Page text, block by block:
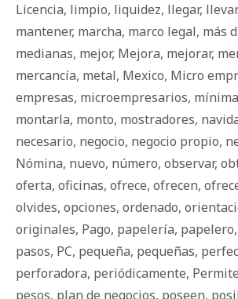
Licencia, limpio, liquidez, llegar, llevar
mantener, marcha, marco legal, más
medianas, mejor, Mejora, mejorar,
mercancía, metal, Mexico, Micro
empresas, microempresarios, mínima
montarla, monto, mostradores,
necesario, negocio, negocio propio,
Nómina, nuevo, número, observar,
oferta, oficinas, ofrece, ofrecen,
olvides, opciones, ordenado,
originales, Pago, papelería, papelero,
pasos, PC, pequeña, pequeñas,
perforadora, periódicamente, Permite
pesos, plan de negocios, poseen,